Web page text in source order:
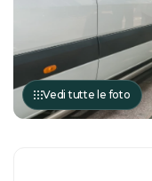
Vedi tutte le foto